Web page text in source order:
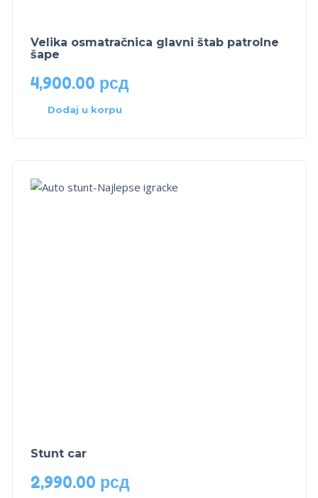
Velika osmatračnica glavni štab patrolne
šape
4,900.00 рсд
Dodaj u korpu
Stunt car
2,990.00 рсд